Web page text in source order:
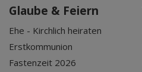
Glaube & Feiern
Ehe - Kirchlich heiraten
Erstkommunion
Fastenzeit 2026